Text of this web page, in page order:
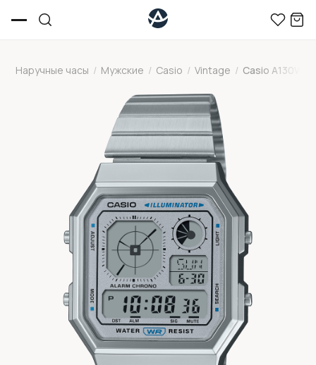
Наручные часы / Мужские / Casio / Vintage / Casio A130WE-